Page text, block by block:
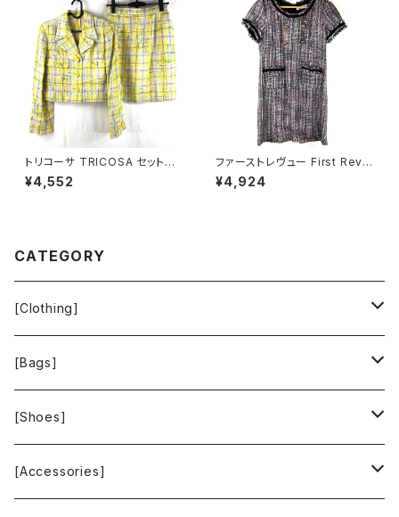
トリコーサ TRICOSA セットア
ップ スーツ ジャケット スカート
肩パッド 黄色 日本製 42サイズ
¥4,552
ファーストレヴュー First Revu
e 半袖ワンピース フリンジ バッ
クファスナー ポケット ヴィンテ
¥4,924
CATEGORY
[Clothing]
Krochet Kids International
[Bags]
BAGGU
FOOD TEXTILE
[Shoes]
TOMS
[Accessories]